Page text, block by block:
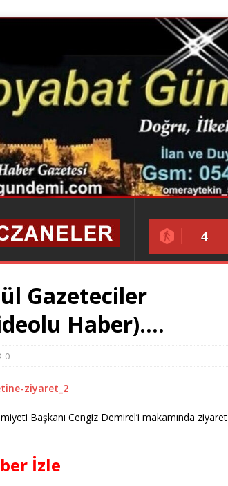
4
Gazeteciler
Haber)….
0
Başkanı Cengiz Demirel’i makamında ziyaret
İzle